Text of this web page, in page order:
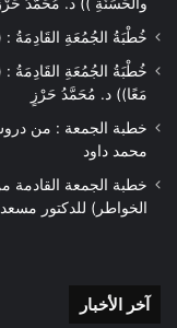
بعضَهَا على
غيرِهَا مِن
شهر.. ومِن
وعلا البقعةُ
وسيناءُ أيُّها
الغاليةِ
فضلِهَا
خُطْبَةُ الجُمُعَةِ القَادِمَةُ
خُطْبَةُ الجُمُعَةِ القَادِمَةُ :
مَعًا)) د. مُحَمَّدُ حَرْزٍ
خطبة الجمعة : من دروس
محمد داود
خطبة الجمعة القادمة
الخواطر) للدكتور
آخر الأخبار